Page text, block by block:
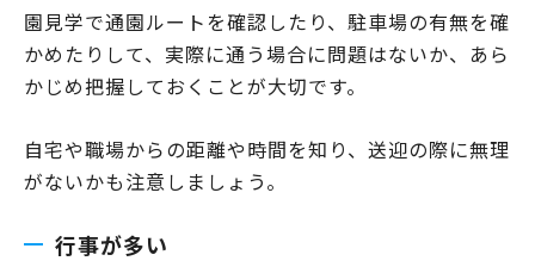
園見学で通園ルートを確認したり、駐車場の有無を確
かめたりして、実際に通う場合に問題はないか、あら
かじめ把握しておくことが大切です。
自宅や職場からの距離や時間を知り、送迎の際に無理
がないかも注意しましょう。
行事が多い